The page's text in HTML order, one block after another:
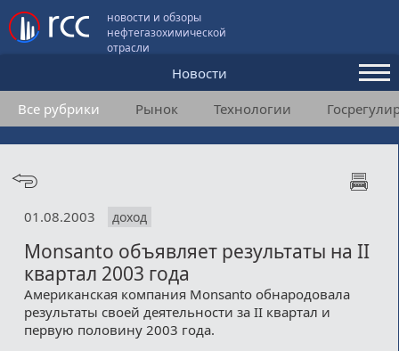
новости и обзоры
нефтегазохимической
отрасли
Новости
Аналитика и мнения
Конференции
Пользовательское соглашение
Медиакит
Все рубрики Рынок Технологии
01.08.2003 доход
Monsanto объявляет результаты на II
квартал 2003 года
Американская компания Monsanto обнародовала
результаты своей деятельности за II квартал и
первую половину 2003 года.